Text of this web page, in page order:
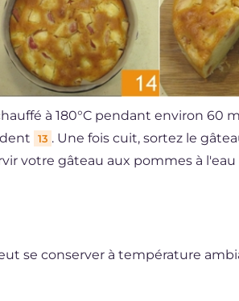
à 180°C pendant environ 60
13 . Une fois cuit, sortez le
votre gâteau aux pommes à l'eau
se conserver à température